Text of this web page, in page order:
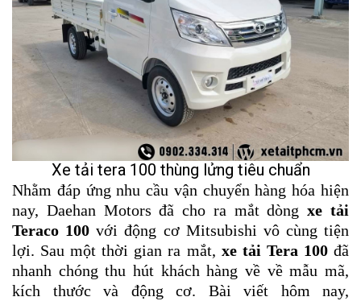
Xe tải tera 100 thùng lửng tiêu chuẩn
Nhằm đáp ứng nhu cầu vận chuyển hàng hóa hiện
nay, Daehan Motors đã cho ra mắt dòngxe tải
Teraco 100 với động cơ Mitsubishi vô cùng tiện
lợi. Sau một thời gian ra mắt, xe tải Tera 100đã
nhanh chóng thu hút khách hàng về về mẫu mã,
kích thước và động cơ. Bài viết hôm nay,